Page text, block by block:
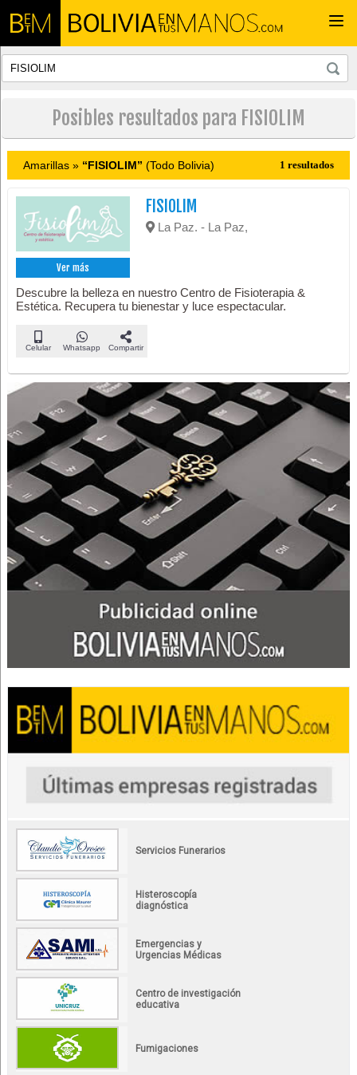
Posibles resultados para FISIOLIM
Amarillas » “FISIOLIM” (Todo Bolivia) 1 resultados
Ver más
FISIOLIM
La Paz. - La Paz,
Descubre la belleza en nuestro Centro de Fisioterapia &
Estética. Recupera tu bienestar y luce espectacular.
Celular Whatsapp Compartir
Servicios Funerarios
Histeroscopía
diagnóstica
Emergencias y
Urgencias Médicas
Centro de investigación
educativa
Fumigaciones